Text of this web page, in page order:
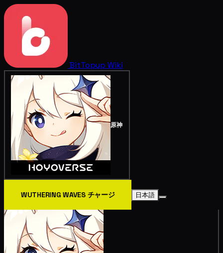
BitTopup Wiki
原神
WUTHERING WAVES チャージ 日本語